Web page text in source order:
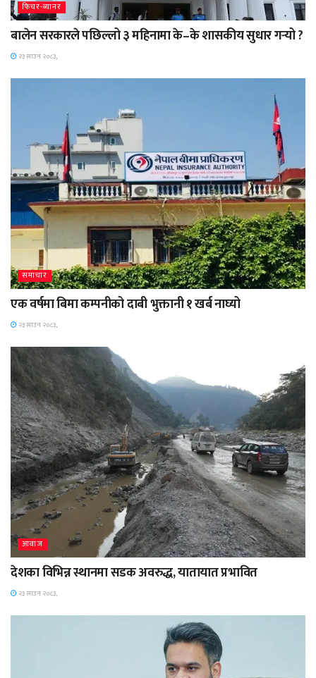
फिचर-ब्यानर
बालेन सरकारले पछिल्लो ३ महिनामा के–के शासकीय सुधार गर्‍यो ?
२३ साउन २०८३,
समाचार
एक वर्षमा बिमा कम्पनीको दाबी भुक्तानी १ खर्ब नाघ्यो
२३ साउन २०८३,
आवाज
देशका विभिन्न स्थानमा सडक अवरुद्ध, यातायात प्रभावित
२३ साउन २०८३,